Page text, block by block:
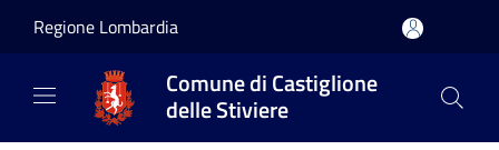
Regione Lombardia
Comune di Castiglione
delle Stiviere